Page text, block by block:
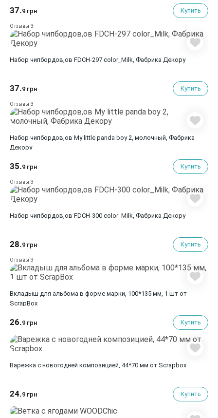
37.9 грн Купить
Отзывы 3
Набор чипбордов,ов FDCH-297 color_Milk, Фабрика Декору
37.9 грн Купить
Отзывы 3
Набор чипбордов,ов My little panda boy 2, молочный, Фабрика
Декору
35.9 грн Купить
Отзывы 3
Набор чипбордов,ов FDCH-300 color_Milk, Фабрика Декору
28.9 грн Купить
Отзывы 3
Вкладыш для альбома в форме марки, 100*135 мм, 1 шт от
ScrapBox
26.9 грн Купить
Варежка с новогодней композицией, 44*70 мм от Scrapbox
24.9 грн Купить